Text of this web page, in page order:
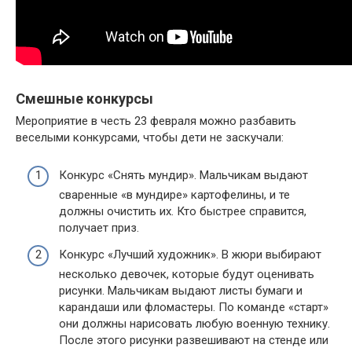
Смешные конкурсы
Мероприятие в честь 23 февраля можно разбавить
веселыми конкурсами, чтобы дети не заскучали:
Конкурс «Снять мундир». Мальчикам выдают
сваренные «в мундире» картофелины, и те
должны очистить их. Кто быстрее справится,
получает приз.
Конкурс «Лучший художник». В жюри выбирают
несколько девочек, которые будут оценивать
рисунки. Мальчикам выдают листы бумаги и
карандаши или фломастеры. По команде «старт»
они должны нарисовать любую военную технику.
После этого рисунки развешивают на стенде или